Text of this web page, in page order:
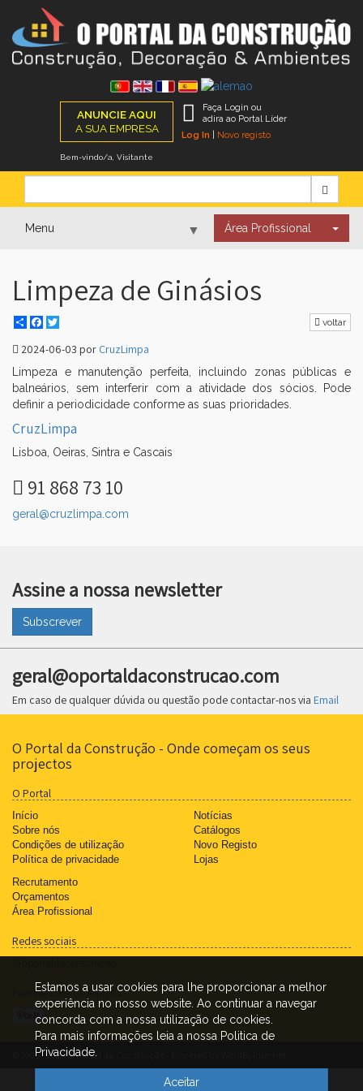
ANUNCIE AQUI
A SUA EMPRESA
Faça Login ou
adira ao Portal Líder
Log In
Novo registo
Bem-vindo/a, Visitante
Menu ▼
▼
Área Profissional
Limpeza de Ginásios
ShareFacebook voltar
2024-06-03 por CruzLimpa
Limpeza e manutenção perfeita, incluindo zonas públicas e
balneários, sem interferir com a atividade dos sócios. Pode
definir a periodicidade conforme as suas prioridades.
CruzLimpa
Lisboa, Oeiras, Sintra e Cascais
91 868 73 10
geral@cruzlimpa.com
Assine a nossa newsletter
Subscrever
geral@oportaldaconstrucao.com
Em caso de qualquer dúvida ou questão pode contactar-nos via Email
O Portal da Construção - Onde começam os seus
projectos
O Portal
Início
Sobre nós
Condições de utilização
Política de privacidade
Notícias
Catálogos
Novo Registo
Lojas
Recrutamento
Orçamentos
Área Profissional
Redes sociais
Partilhe com os Amigos
©2006 - 2026 O Portal da Construção · Powered by
Estamos a usar cookies para lhe proporcionar a melhor
experiência no nosso website. Ao continuar a navegar
concorda com a nossa utilização de cookies.
Para mais informações leia a nossa Politica de
Privacidade.
Aceitar